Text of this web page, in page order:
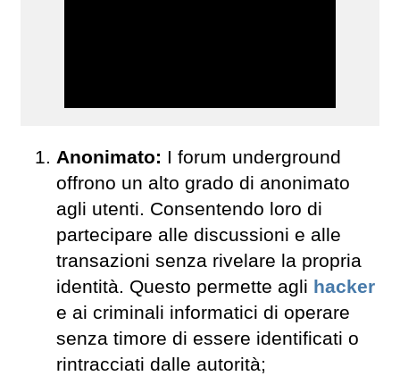
Anonimato: I forum underground
offrono un alto grado di anonimato
agli utenti. Consentendo loro di
partecipare alle discussioni e alle
transazioni senza rivelare la propria
identità. Questo permette agli hacker
e ai criminali informatici di operare
senza timore di essere identificati o
rintracciati dalle autorità;